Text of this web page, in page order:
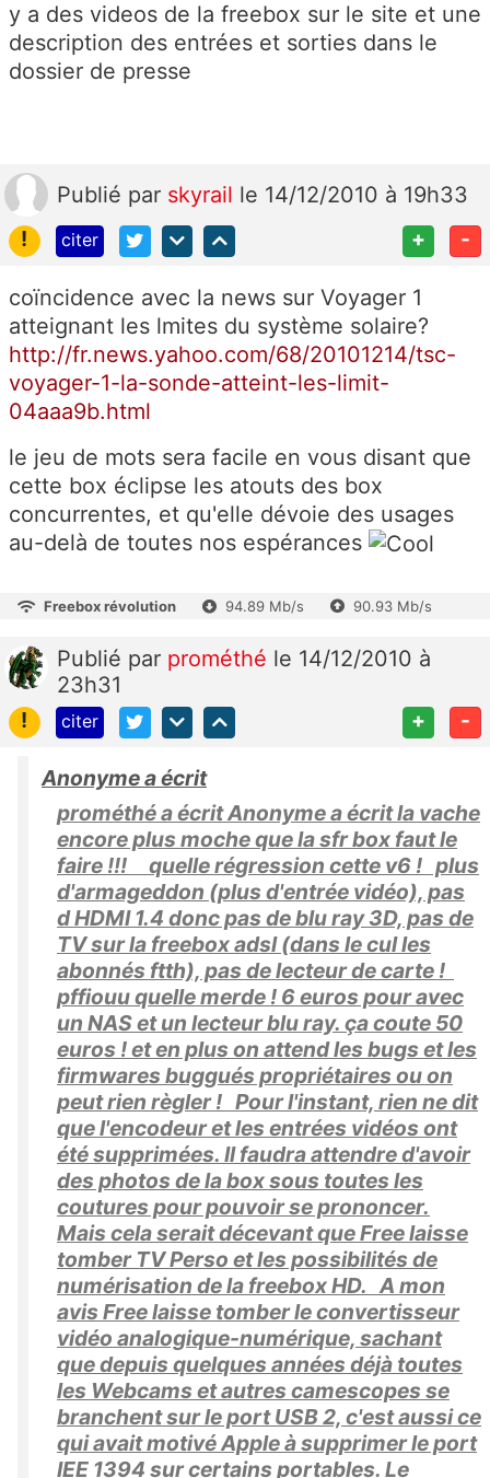
y a des videos de la freebox sur le site et une
description des entrées et sorties dans le
dossier de presse
Publié par skyrail le 14/12/2010 à 19h33
!
citer + -
coïncidence avec la news sur Voyager 1
atteignant les lmites du système solaire?
http://fr.news.yahoo.com/68/20101214/tsc-
voyager-1-la-sonde-atteint-les-limit-
04aaa9b.html
le jeu de mots sera facile en vous disant que
cette box éclipse les atouts des box
concurrentes, et qu'elle dévoie des usages
au-delà de toutes nos espérances
Freebox révolution 94.89 Mb/s 90.93 Mb/s
Publié par prométhé le 14/12/2010 à
23h31
!
citer + -
Anonyme a écrit
prométhé a écrit Anonyme a écrit la vache
encore plus moche que la sfr box faut le
faire !!! quelle régression cette v6 ! plus
d'armageddon (plus d'entrée vidéo), pas
d HDMI 1.4 donc pas de blu ray 3D, pas de
TV sur la freebox adsl (dans le cul les
abonnés ftth), pas de lecteur de carte !
pffiouu quelle merde ! 6 euros pour avec
un NAS et un lecteur blu ray. ça coute 50
euros ! et en plus on attend les bugs et les
firmwares buggués propriétaires ou on
peut rien règler ! Pour l'instant, rien ne dit
que l'encodeur et les entrées vidéos ont
été supprimées. Il faudra attendre d'avoir
des photos de la box sous toutes les
coutures pour pouvoir se prononcer.
Mais cela serait décevant que Free laisse
tomber TV Perso et les possibilités de
numérisation de la freebox HD. A mon
avis Free laisse tomber le convertisseur
vidéo analogique-numérique, sachant
que depuis quelques années déjà toutes
les Webcams et autres camescopes se
branchent sur le port USB 2, c'est aussi ce
qui avait motivé Apple à supprimer le port
IEE 1394 sur certains portables. Le